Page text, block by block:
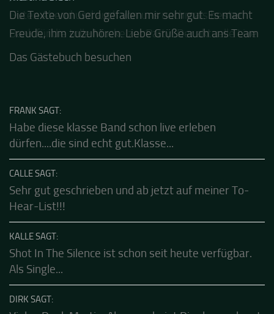
Jacel
Guten Abend und auch von uns nochmals besten
FRANK SAGT:
Habe diese klasse Band schon live erleben
dürfen....die sind echt gut.Klasse...
CALLE SAGT:
Sehr gut geschrieben und ab jetzt auf meiner To-
Hear-List!!!
KALLE SAGT:
Shot In The Silence ist schon seit heute verfügbar.
Als Single...